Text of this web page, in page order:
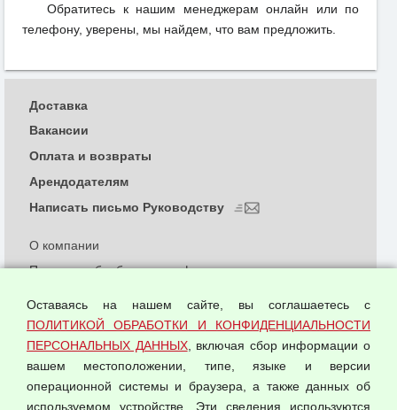
Обратитесь к нашим менеджерам онлайн или по
телефону, уверены, мы найдем, что вам предложить.
О компании
Политика обработки и конфиденциальности
Согласием на обработку персональных данных
Оферта оптовой купли-продажи
Публичная оферта
Доставка
Вакансии
Оплата и возвраты
Арендодателям
Написать письмо Руководству
Оставаясь на нашем сайте, вы соглашаетесь с
ПОЛИТИКОЙ ОБРАБОТКИ И КОНФИДЕНЦИАЛЬНОСТИ
ПЕРСОНАЛЬНЫХ ДАННЫХ, включая сбор информации о
вашем местоположении, типе, языке и версии
операционной системы и браузера, а также данных об
используемом устройстве. Эти сведения используются